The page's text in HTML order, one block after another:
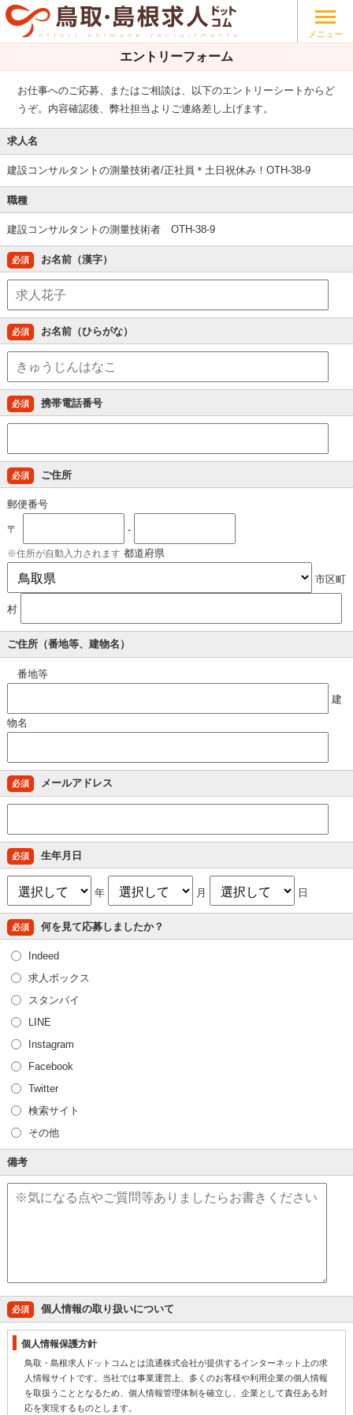
メニュー
エントリーフォーム
お仕事へのご応募、またはご相談は、以下のエントリーシートからど
うぞ。内容確認後、弊社担当よりご連絡差し上げます。
求人名
建設コンサルタントの測量技術者/正社員＊土日祝休み！OTH-38-9
職種
建設コンサルタントの測量技術者 OTH-38-9
必須 お名前（漢字）
必須 お名前（ひらがな）
必須 携帯電話番号
必須 ご住所
郵便番号
〒 -
住所が自動入力されます 都道府県
市区町
村
ご住所（番地等、建物名）
番地等
建
物名
必須 メールアドレス
必須 生年月日
年 月 日
必須 何を見て応募しましたか？
Indeed
求人ボックス
スタンバイ
LINE
Instagram
Facebook
Twitter
検索サイト
その他
備考
必須 個人情報の取り扱いについて
個人情報保護方針
鳥取・島根求人ドットコムとは流通株式会社が提供するインターネット上の求
人情報サイトです。当社では事業運営上、多くのお客様や利用企業の個人情報
を取扱うこととなるため、個人情報管理体制を確立し、企業として責任ある対
応を実現するものとします。